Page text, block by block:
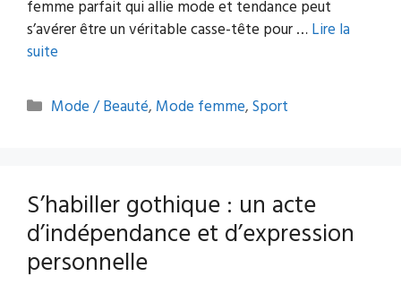
femme parfait qui allie mode et tendance peut
s’avérer être un véritable casse-tête pour …Lire la
suite
Catégories
Mode / Beauté, Mode femme,Sport
S’habiller gothique : un acte
d’indépendance et d’expression
personnelle